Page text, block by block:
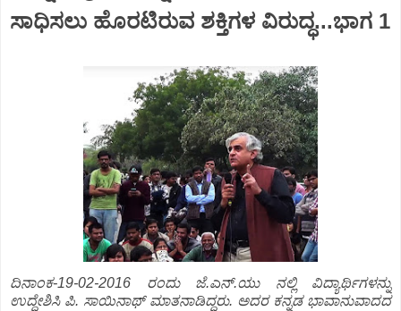
ಸಾಧಿಸಲು ಹೊರಟಿರುವ ಶಕ್ತಿಗಳ ವಿರುದ್ಧ...ಭಾಗ 1
ದಿನಾಂಕ-19-02-2016 ರಂದು ಜೆ.ಎನ್.ಯು ನಲ್ಲಿ ವಿದ್ಯಾರ್ಥಿಗಳನ್ನು
ಉದ್ದೇಶಿಸಿ ಪಿ. ಸಾಯಿನಾಥ್ ಮಾತನಾಡಿದ್ದರು. ಅದರ ಕನ್ನಡ ಭಾವಾನುವಾದದ